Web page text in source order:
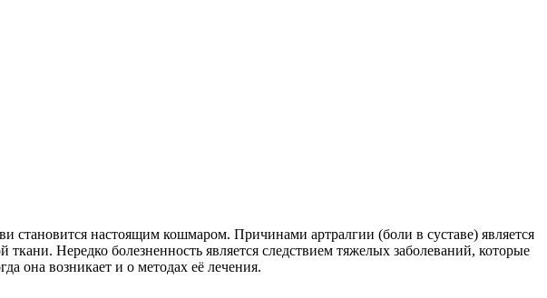
становится настоящим кошмаром. Причинами артралгии (боли в суставе) является
Нередко болезненность является следствием тяжелых заболеваний, которые
она возникает и о методах её лечения.